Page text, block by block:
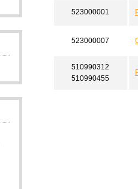
523000001
523000007
510990312
510990455